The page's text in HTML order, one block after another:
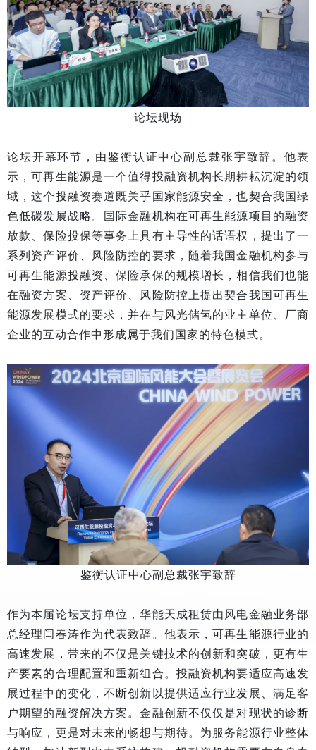
论坛现场
论坛开幕环节，由鉴衡认证中心副总裁张宇致辞。他表
示，可再生能源是一个值得投融资机构长期耕耘沉淀的领
域，这个投融资赛道既关乎国家能源安全，也契合我国绿
色低碳发展战略。国际金融机构在可再生能源项目的融资
放款、保险投保等事务上具有主导性的话语权，提出了一
系列资产评价、风险防控的要求，随着我国金融机构参与
可再生能源投融资、保险承保的规模增长，相信我们也能
在融资方案、资产评价、风险防控上提出契合我国可再生
能源发展模式的要求，并在与风光储氢的业主单位、厂商
企业的互动合作中形成属于我们国家的特色模式。
鉴衡认证中心副总裁张宇致辞
作为本届论坛支持单位，华能天成租赁由风电金融业务部
总经理闫春涛作为代表致辞。他表示，可再生能源行业的
高速发展，带来的不仅是关键技术的创新和突破，更有生
产要素的合理配置和重新组合。投融资机构要适应高速发
展过程中的变化，不断创新以提供适应行业发展、满足客
户期望的融资解决方案。金融创新不仅仅是对现状的诊断
与响应，更是对未来的畅想与期待。为服务能源行业整体